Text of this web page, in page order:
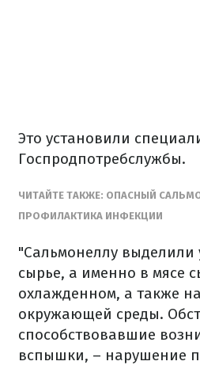
Это установили
Госпродпотребслужбы.
ЧИТАЙТЕ ТАКЖЕ: ОПАСНЫЙ
ПРОФИЛАКТИКА ИНФЕКЦИИ
"Сальмонеллу выделили
сырье, а именно в мясе
охлажденном, а также
окружающей среды.
способствовавшие
вспышки, – нарушение